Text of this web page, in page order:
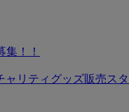
集！！
ャリティグッズ販売スタ